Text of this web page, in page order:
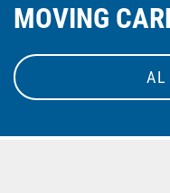
MOVING
AL